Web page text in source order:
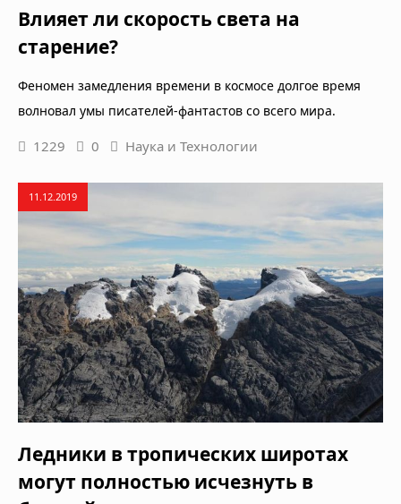
Влияет ли скорость света на
старение?
Феномен замедления времени в космосе долгое время
волновал умы писателей-фантастов со всего мира.
1229 0 Наука и Технологии
11.12.2019
Ледники в тропических широтах
могут полностью исчезнуть в